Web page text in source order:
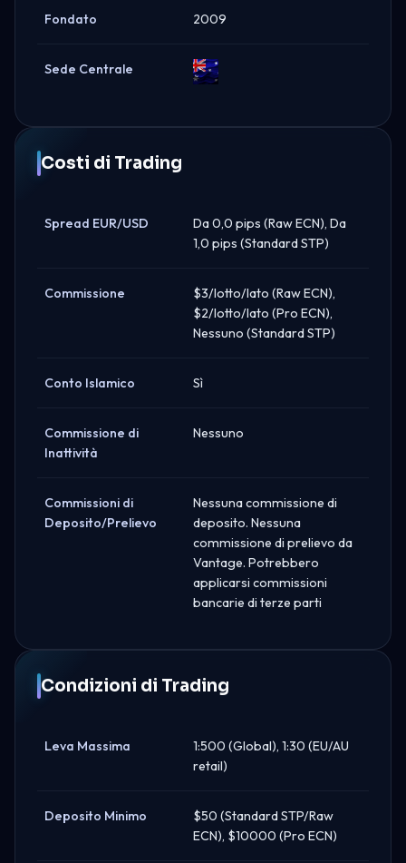
Fondato 2009
Sede Centrale
Costi di Trading
Spread EUR/USD
Da 0,0 pips (Raw ECN), Da
1,0 pips (Standard STP)
Commissione
$3/lotto/lato (Raw ECN),
$2/lotto/lato (Pro ECN),
Nessuno (Standard STP)
Conto Islamico Sì
Commissione di
Inattività
Nessuno
Commissioni di
Deposito/Prelievo
Nessuna commissione di
deposito. Nessuna
commissione di prelievo da
Vantage. Potrebbero
applicarsi commissioni
bancarie di terze parti
Condizioni di Trading
Leva Massima
1:500 (Global), 1:30 (EU/AU
retail)
Deposito Minimo
$50 (Standard STP/Raw
ECN), $10000 (Pro ECN)